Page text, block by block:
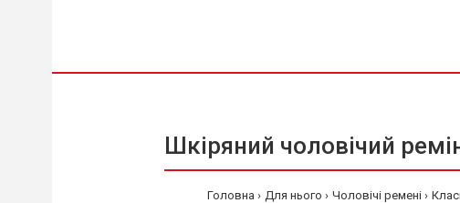
Шкіряний чоловічий
Головна Для нього Чоловічі ремені